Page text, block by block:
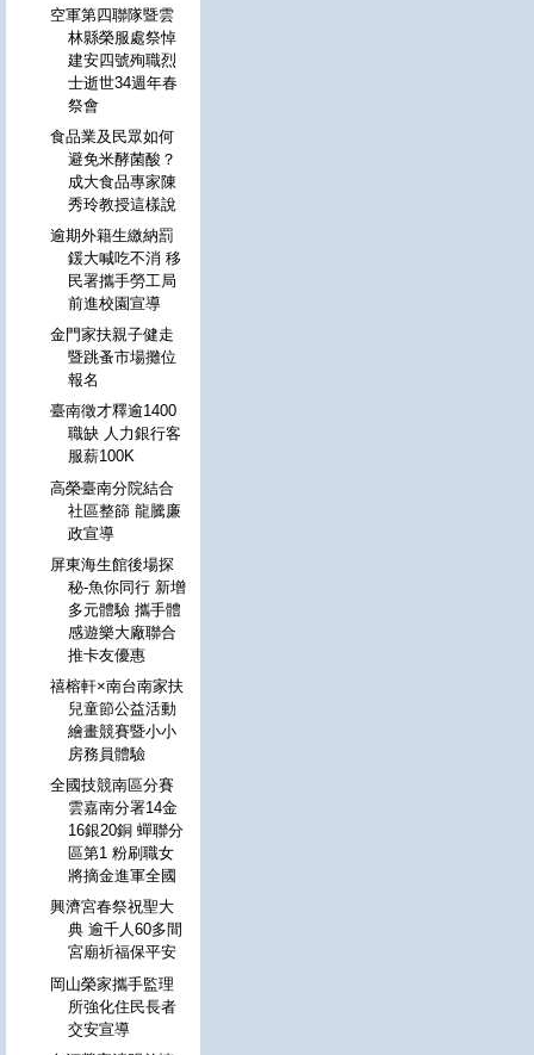
空軍第四聯隊暨雲
林縣榮服處祭悼
建安四號殉職烈
士逝世34週年春
祭會
食品業及民眾如何
避免米酵菌酸？
成大食品專家陳
秀玲教授這樣說
逾期外籍生繳納罰
鍰大喊吃不消 移
民署攜手勞工局
前進校園宣導
金門家扶親子健走
暨跳蚤市場攤位
報名
臺南徵才釋逾1400
職缺 人力銀行客
服薪100K
高榮臺南分院結合
社區整篩 龍騰廉
政宣導
屏東海生館後場探
秘-魚你同行 新增
多元體驗 攜手體
感遊樂大廠聯合
推卡友優惠
禧榕軒×南台南家扶
兒童節公益活動
繪畫競賽暨小小
房務員體驗
全國技競南區分賽
雲嘉南分署14金
16銀20銅 蟬聯分
區第1 粉刷職女
將摘金進軍全國
興濟宮春祭祝聖大
典 逾千人60多間
宮廟祈福保平安
岡山榮家攜手監理
所強化住民長者
交安宣導